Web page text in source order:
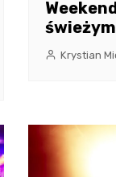
Krystian